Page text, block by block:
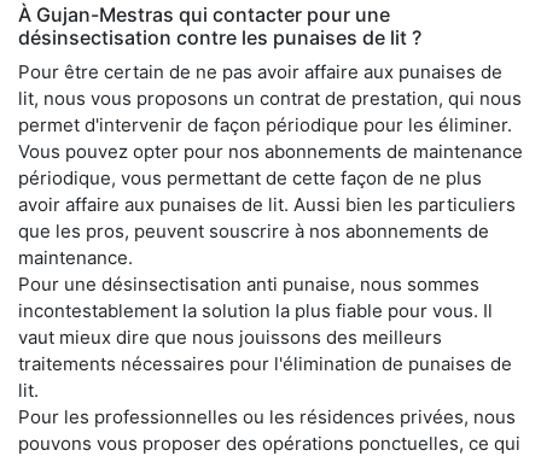
À Gujan-Mestras qui contacter pour une
désinsectisation contre les punaises de lit ?
Pour être certain de ne pas avoir affaire aux punaises de
lit, nous vous proposons un contrat de prestation, qui nous
permet d'intervenir de façon périodique pour les éliminer.
Vous pouvez opter pour nos abonnements de maintenance
périodique, vous permettant de cette façon de ne plus
avoir affaire aux punaises de lit. Aussi bien les particuliers
que les pros, peuvent souscrire à nos abonnements de
maintenance.
Pour une désinsectisation anti punaise, nous sommes
incontestablement la solution la plus fiable pour vous. Il
vaut mieux dire que nous jouissons des meilleurs
traitements nécessaires pour l'élimination de punaises de
lit.
Pour les professionnelles ou les résidences privées, nous
pouvons vous proposer des opérations ponctuelles, ce qui